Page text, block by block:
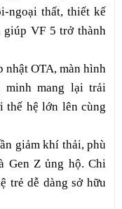
ngoại thất, thiết kế
giúp VF 5 trở thành
nhật OTA, màn hình
minh mang lại trải
thế hệ lớn lên cùng
giảm khí thải, phù
Gen Z ủng hộ. Chi
trẻ dễ dàng sở hữu